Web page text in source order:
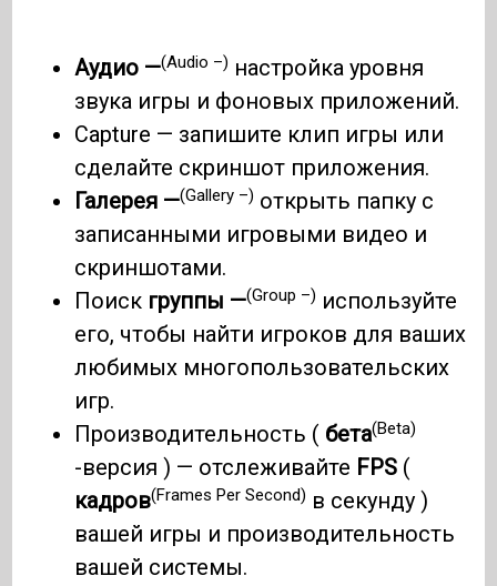
Аудио —(Audio –) настройка уровня
звука игры и фоновых приложений.
Capture — запишите клип игры или
сделайте скриншот приложения.
Галерея —(Gallery –) открыть папку с
записанными игровыми видео и
скриншотами.
Поиск группы —(Group –) используйте
его, чтобы найти игроков для ваших
любимых многопользовательских
игр.
Производительность ( бета(Beta)
-версия ) — отслеживайте FPS (
кадров(Frames Per Second) в секунду )
вашей игры и производительность
вашей системы.